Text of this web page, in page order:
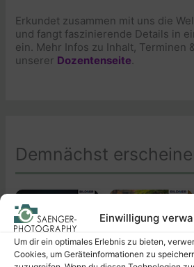
Einwilligung
Um dir ein optimales Erlebnis zu bieten,
Cookies, um Geräteinformationen zu
Erkundet zusammen mit uns die
und fangt faszinierende Details in
ein. Mehr Infos zu Inhalt, Terminen
unserer Dozentenseite
Demnächst